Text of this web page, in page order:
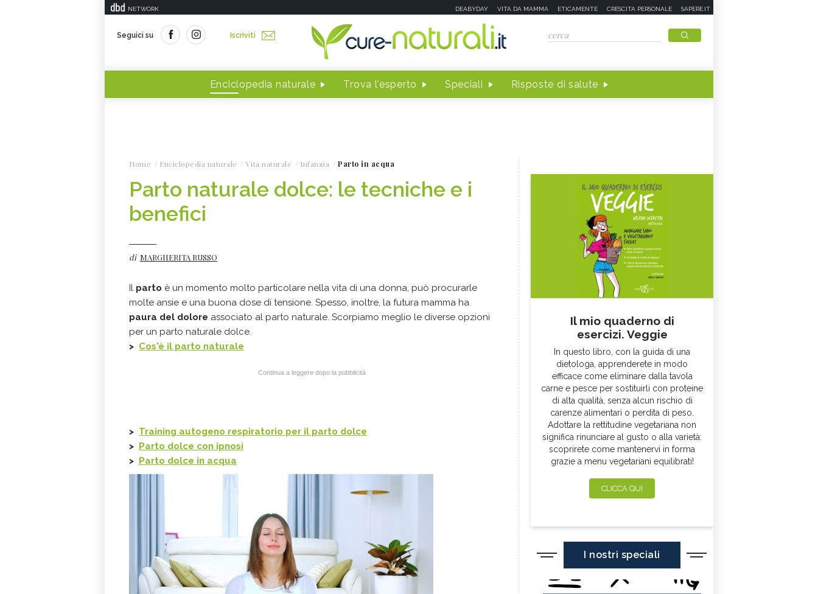
NETWORK DEABYDAY VITA DA MAMMA ETICAMENTE CRESCITA PERSONALE SAPERE.IT
Seguici su Iscriviti
Enciclopedia naturale Trova l'esperto Speciali Risposte di salute
Home Enciclopedia naturale Vita naturale Infanzia Parto in acqua
Parto naturale dolce: le tecniche e i
benefici
di MARGHERITA RUSSO
Il parto è un momento molto particolare nella vita di una donna, può procurarle
molte ansie e una buona dose di tensione. Spesso, inoltre, la futura mamma ha
paura del dolore associato al parto naturale. Scorpiamo meglio le diverse opzioni
per un parto naturale dolce.
> Cos'è il parto naturale
Continua a leggere dopo la pubblicità
> Training autogeno respiratorio per il parto dolce
> Parto dolce con ipnosi
> Parto dolce in acqua
Il mio quaderno di
esercizi. Veggie
In questo libro, con la guida di una
dietologa, apprenderete in modo
efficace come eliminare dalla tavola
carne e pesce per sostituirli con proteine
di alta qualità, senza alcun rischio di
carenze alimentari o perdita di peso.
Adottare la rettitudine vegetariana non
significa rinunciare al gusto o alla varietà:
scoprirete come mantenervi in forma
grazie a menu vegetariani equilibrati!
CLICCA QUI
I nostri speciali